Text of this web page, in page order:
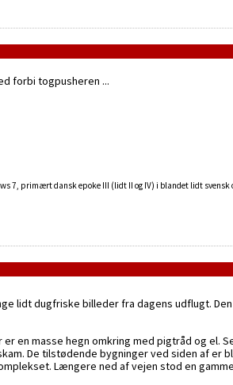
forbi togpusheren ...
7, primært dansk epoke III (lidt II og IV) i blandet lidt svensk
lidt dugfriske billeder fra dagens udflugt.
en masse hegn omkring med pigtråd og el.
De tilstødende bygninger ved siden af er
Længere ned af vejen stod en